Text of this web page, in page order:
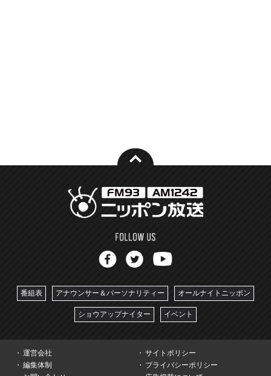
番組表 アナウンサー＆パーソナリティー オールナイトニッポン
ショウアップナイター イベント
運営会社
サイトポリシー
編集体制
プライバシーポリシー